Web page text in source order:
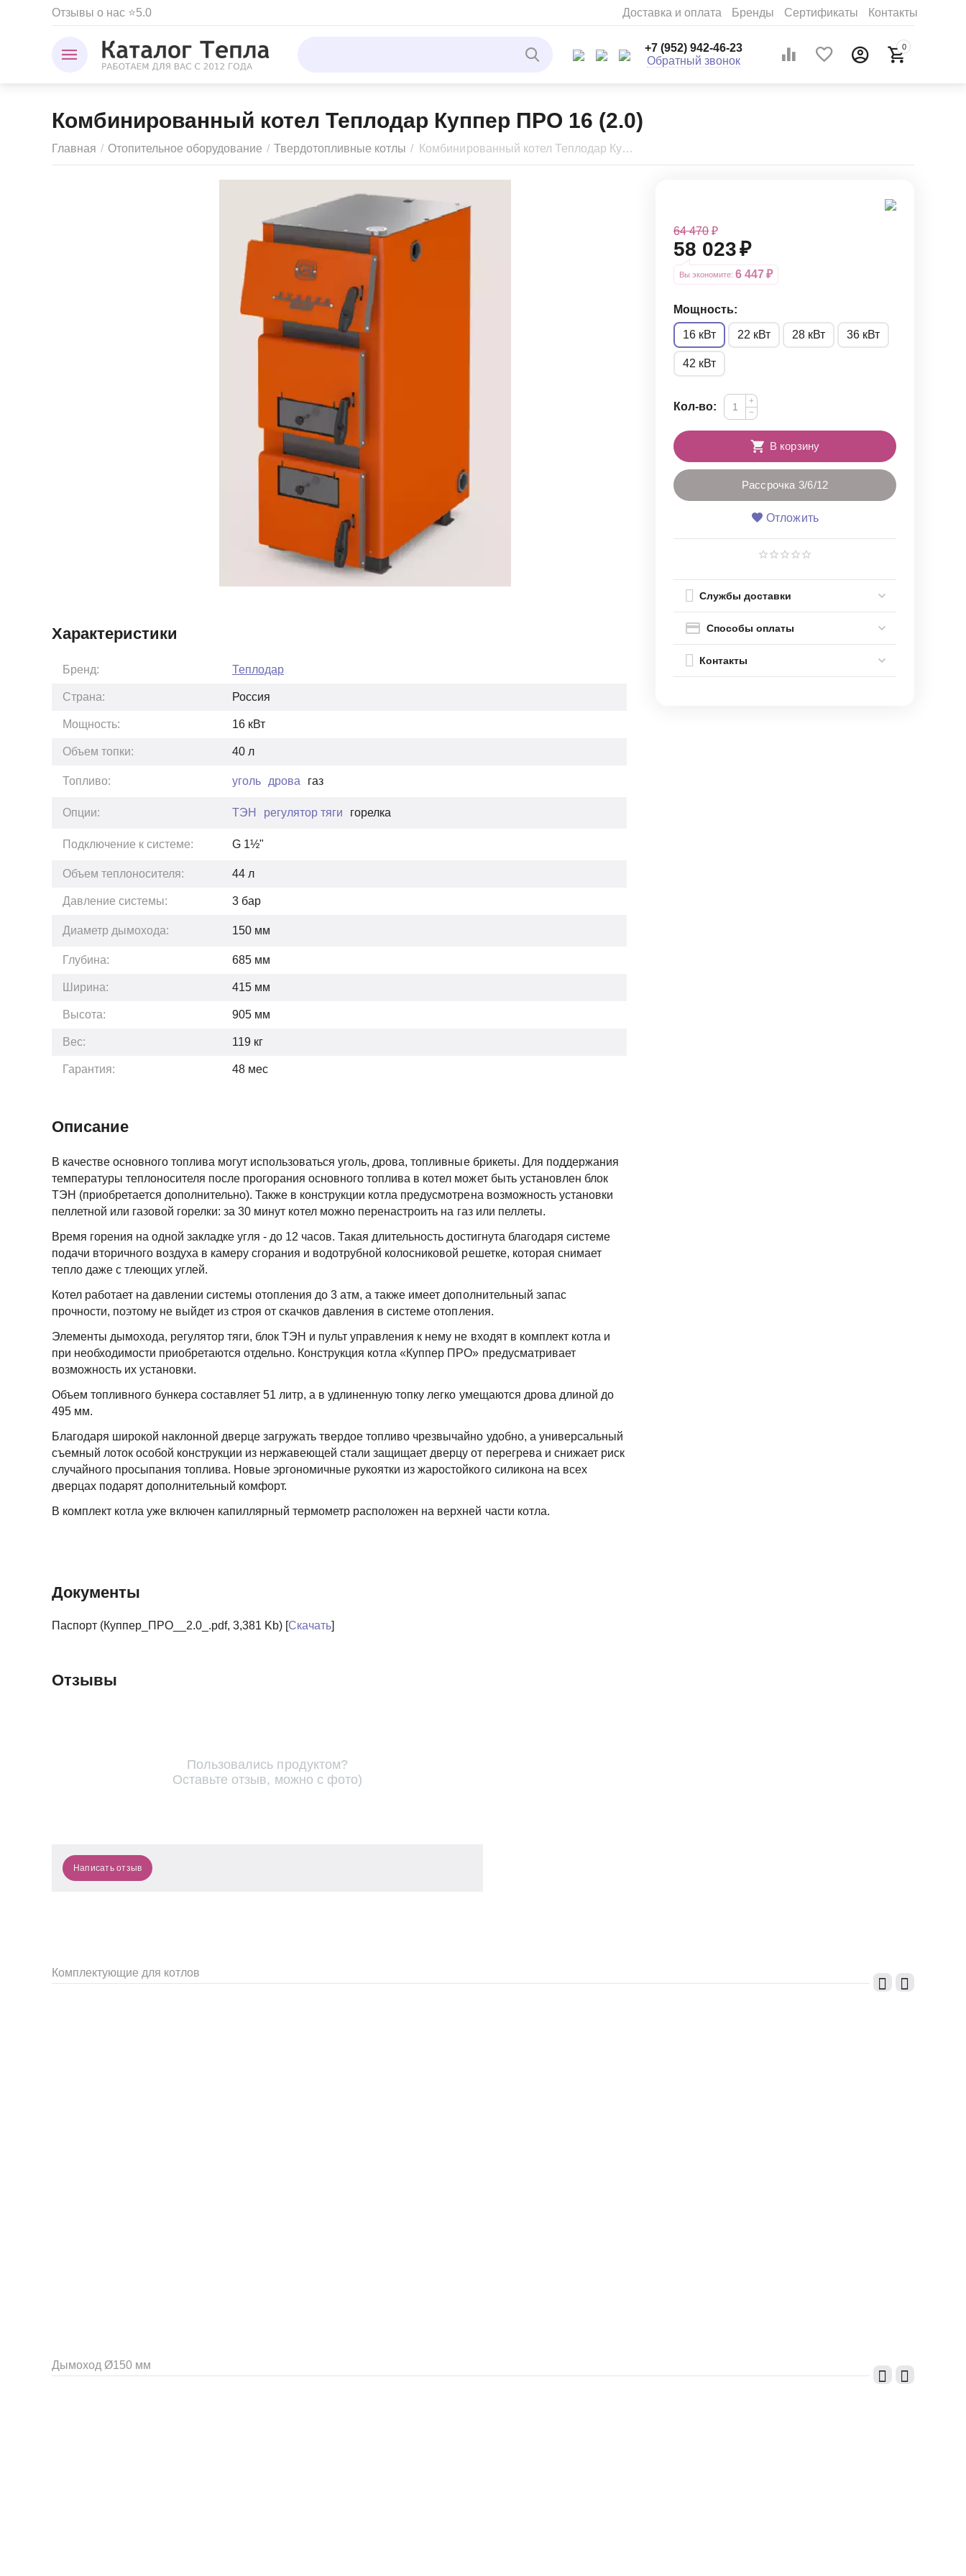
Отзывы о нас ⭐5.0 Доставка и оплата Бренды Сертификаты Контакты
+7 (952) 942-46-23
Обратный звонок
0
Комбинированный котел Теплодар Куппер ПРО 16 (2.0)
Главная / Отопительное оборудование / Твердотопливные котлы / Комбинированный котел Теплодар Куппер ПРО 16 (2.0)
Характеристики
Бренд: Теплодар
Страна: Россия
Мощность: 16 кВт
Объем топки: 40 л
Топливо: уголь дрова газ
Опции: ТЭН регулятор тяги горелка
Подключение к системе: G 1½"
Объем теплоносителя: 44 л
Давление системы: 3 бар
Диаметр дымохода: 150 мм
Глубина: 685 мм
Ширина: 415 мм
Высота: 905 мм
Вес: 119 кг
Гарантия: 48 мес
Описание
В качестве основного топлива могут использоваться уголь, дрова, топливные брикеты. Для поддержания
температуры теплоносителя после прогорания основного топлива в котел может быть установлен блок
ТЭН (приобретается дополнительно). Также в конструкции котла предусмотрена возможность установки
пеллетной или газовой горелки: за 30 минут котел можно перенастроить на газ или пеллеты.
Время горения на одной закладке угля - до 12 часов. Такая длительность достигнута благодаря системе
подачи вторичного воздуха в камеру сгорания и водотрубной колосниковой решетке, которая снимает
тепло даже с тлеющих углей.
Котел работает на давлении системы отопления до 3 атм, а также имеет дополнительный запас
прочности, поэтому не выйдет из строя от скачков давления в системе отопления.
Элементы дымохода, регулятор тяги, блок ТЭН и пульт управления к нему не входят в комплект котла и
при необходимости приобретаются отдельно. Конструкция котла «Куппер ПРО» предусматривает
возможность их установки.
Объем топливного бункера составляет 51 литр, а в удлиненную топку легко умещаются дрова длиной до
495 мм.
Благодаря широкой наклонной дверце загружать твердое топливо чрезвычайно удобно, а универсальный
съемный лоток особой конструкции из нержавеющей стали защищает дверцу от перегрева и снижает риск
случайного просыпания топлива. Новые эргономичные рукоятки из жаростойкого силикона на всех
дверцах подарят дополнительный комфорт.
В комплект котла уже включен капиллярный термометр расположен на верхней части котла.
Документы
Паспорт (Куппер_ПРО__2.0_.pdf, 3,381 Kb) [Скачать]
Отзывы
Пользовались продуктом?
Оставьте отзыв, можно с фото)
Написать отзыв
64 470 ₽
58 023₽
Вы экономите: 6 447₽
Мощность:
16 кВт 22 кВт 28 кВт 36 кВт
42 кВт
Кол-во:
+
−
В корзину
Рассрочка 3/6/12
Отложить
Службы доставки
Способы оплаты
Контакты
Комплектующие для котлов
Дымоход Ø150 мм